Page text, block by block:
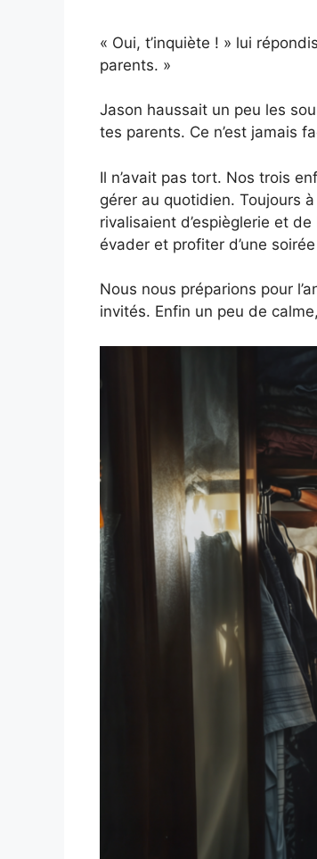
« Oui, t’inquiète ! » lui
parents. »
Jason haussait un peu les
tes parents. Ce n’est jamais
Il n’avait pas tort. Nos trois
gérer au quotidien. Toujours
rivalisaient d’espièglerie et
évader et profiter d’une
Nous nous préparions pour
invités. Enfin un peu de